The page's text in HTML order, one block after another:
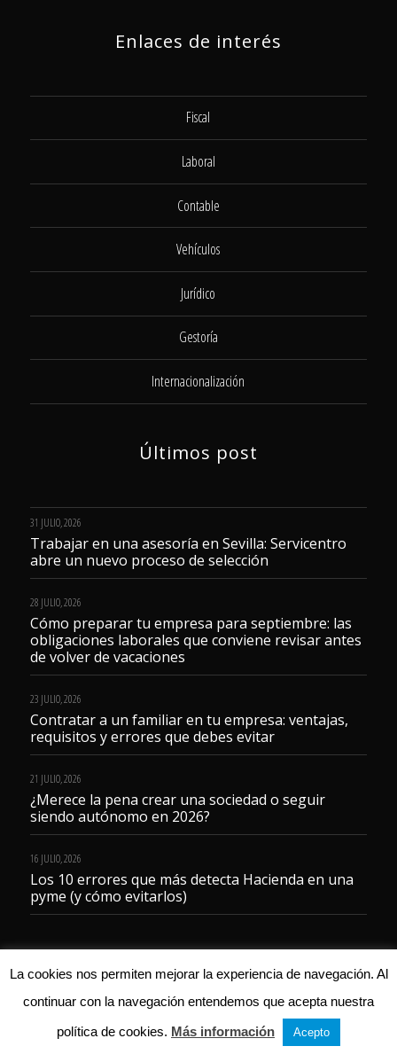
Enlaces de interés
Fiscal
Laboral
Contable
Vehículos
Jurídico
Gestoría
Internacionalización
Últimos post
31 JULIO, 2026
Trabajar en una asesoría en Sevilla: Servicentro
abre un nuevo proceso de selección
28 JULIO, 2026
Cómo preparar tu empresa para septiembre: las
obligaciones laborales que conviene revisar antes
de volver de vacaciones
23 JULIO, 2026
Contratar a un familiar en tu empresa: ventajas,
requisitos y errores que debes evitar
21 JULIO, 2026
¿Merece la pena crear una sociedad o seguir
siendo autónomo en 2026?
16 JULIO, 2026
Los 10 errores que más detecta Hacienda en una
pyme (y cómo evitarlos)
Aviso legal
La cookies nos permiten mejorar la experiencia de navegación. Al
continuar con la navegación entendemos que acepta nuestra
política de cookies. Más información Acepto